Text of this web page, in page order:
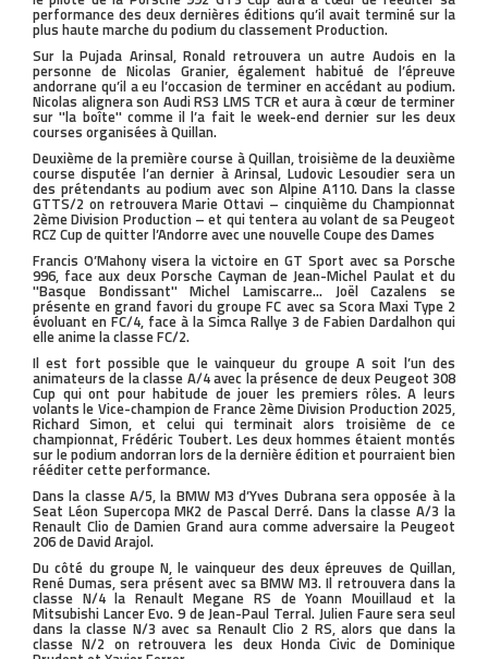
performance des deux dernières éditions qu’il avait terminé sur la
plus haute marche du podium du classement Production.
Sur la Pujada Arinsal, Ronald retrouvera un autre Audois en la
personne de Nicolas Granier, également habitué de l’épreuve
andorrane qu’il a eu l’occasion de terminer en accédant au podium.
Nicolas alignera son Audi RS3 LMS TCR et aura à cœur de terminer
sur ''la boîte'' comme il l’a fait le week-end dernier sur les deux
courses organisées à Quillan.
Deuxième de la première course à Quillan, troisième de la deuxième
course disputée l’an dernier à Arinsal, Ludovic Lesoudier sera un
des prétendants au podium avec son Alpine A110. Dans la classe
GTTS/2 on retrouvera Marie Ottavi – cinquième du Championnat
2ème Division Production – et qui tentera au volant de sa Peugeot
RCZ Cup de quitter l’Andorre avec une nouvelle Coupe des Dames
Francis O’Mahony visera la victoire en GT Sport avec sa Porsche
996, face aux deux Porsche Cayman de Jean-Michel Paulat et du
''Basque Bondissant'' Michel Lamiscarre… Joël Cazalens se
présente en grand favori du groupe FC avec sa Scora Maxi Type 2
évoluant en FC/4, face à la Simca Rallye 3 de Fabien Dardalhon qui
elle anime la classe FC/2.
Il est fort possible que le vainqueur du groupe A soit l’un des
animateurs de la classe A/4 avec la présence de deux Peugeot 308
Cup qui ont pour habitude de jouer les premiers rôles. A leurs
volants le Vice-champion de France 2ème Division Production 2025,
Richard Simon, et celui qui terminait alors troisième de ce
championnat, Frédéric Toubert. Les deux hommes étaient montés
sur le podium andorran lors de la dernière édition et pourraient bien
rééditer cette performance.
Dans la classe A/5, la BMW M3 d’Yves Dubrana sera opposée à la
Seat Léon Supercopa MK2 de Pascal Derré. Dans la classe A/3 la
Renault Clio de Damien Grand aura comme adversaire la Peugeot
206 de David Arajol.
Du côté du groupe N, le vainqueur des deux épreuves de Quillan,
René Dumas, sera présent avec sa BMW M3. Il retrouvera dans la
classe N/4 la Renault Megane RS de Yoann Mouillaud et la
Mitsubishi Lancer Evo. 9 de Jean-Paul Terral. Julien Faure sera seul
dans la classe N/3 avec sa Renault Clio 2 RS, alors que dans la
classe N/2 on retrouvera les deux Honda Civic de Dominique